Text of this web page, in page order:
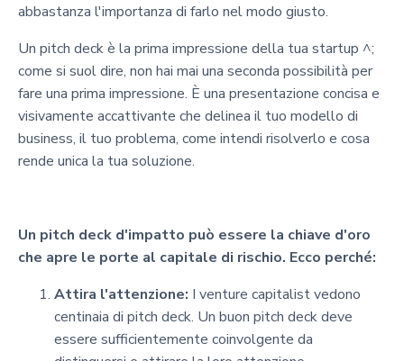
abbastanza l'importanza di farlo nel modo giusto.
Un pitch deck è la prima impressione della tua startup ^;
come si suol dire, non hai mai una seconda possibilità per
fare una prima impressione. È una presentazione concisa e
visivamente accattivante che delinea il tuo modello di
business, il tuo problema, come intendi risolverlo e cosa
rende unica la tua soluzione.
Un pitch deck d'impatto può essere la chiave d'oro
che apre le porte al capitale di rischio. Ecco perché:
Attira l'attenzione: I venture capitalist vedono
centinaia di pitch deck. Un buon pitch deck deve
essere sufficientemente coinvolgente da